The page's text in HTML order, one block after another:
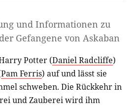
und Informationen zu
Gefangene von Askaban
Potter (Daniel Radcliffe)
Pam Ferris) auf und lässt sie
schweben. Die Rückkehr in
und Zauberei wird ihm